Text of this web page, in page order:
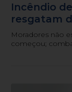
Incêndio
resgatam
Moradores não
começou;